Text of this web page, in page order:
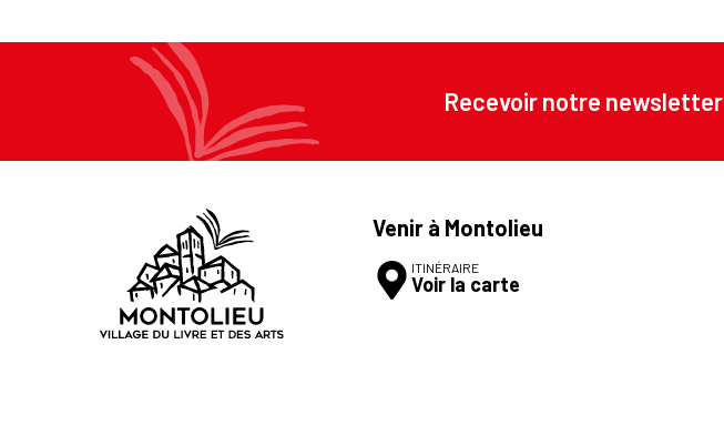
Recevoir notre newsletter
Venir à Montolieu
ITINÉRAIRE
Voir la carte